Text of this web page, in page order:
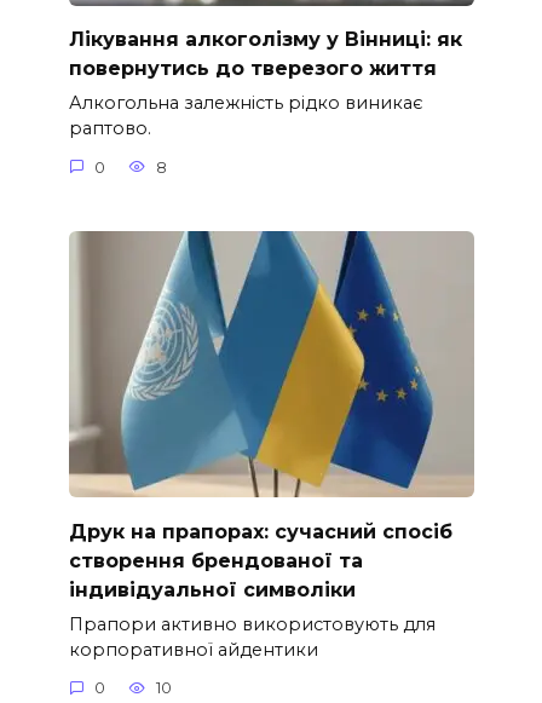
Лікування алкоголізму у Вінниці: як
повернутись до тверезого життя
Алкогольна залежність рідко виникає
раптово.
0 8
Друк на прапорах: сучасний спосіб
створення брендованої та
індивідуальної символіки
Прапори активно використовують для
корпоративної айдентики
0 10